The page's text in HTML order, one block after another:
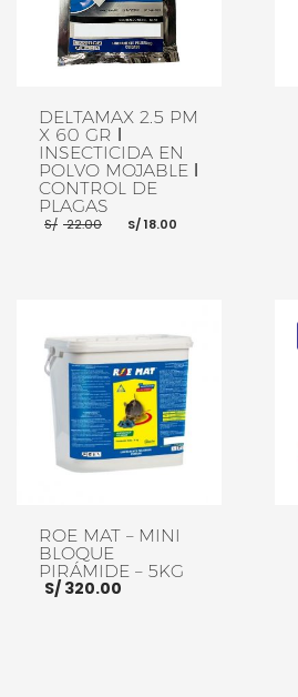
DELTAMAX 2.5 PM
X 60 GR ǀ
INSECTICIDA EN
POLVO MOJABLE ǀ
CONTROL DE
PLAGAS
S/ 22.00 El
precio
S/18.00
ROE MAT – MINI
BLOQUE
PIRÁMIDE – 5KG
S/ 320.00